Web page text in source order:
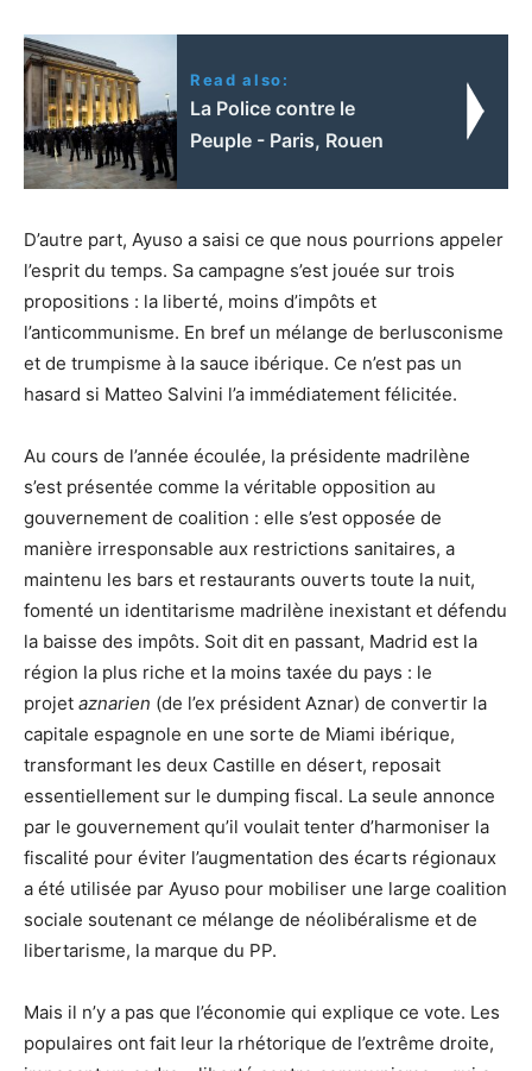
Read also:
La Police contre le
Peuple - Paris, Rouen
D’autre part, Ayuso a saisi ce que nous pourrions appeler
l’esprit du temps. Sa campagne s’est jouée sur trois
propositions : la liberté, moins d’impôts et
l’anticommunisme. En bref un mélange de berlusconisme
et de trumpisme à la sauce ibérique. Ce n’est pas un
hasard si Matteo Salvini l’a immédiatement félicitée.
Au cours de l’année écoulée, la présidente madrilène
s’est présentée comme la véritable opposition au
gouvernement de coalition : elle s’est opposée de
manière irresponsable aux restrictions sanitaires, a
maintenu les bars et restaurants ouverts toute la nuit,
fomenté un identitarisme madrilène inexistant et défendu
la baisse des impôts. Soit dit en passant, Madrid est la
région la plus riche et la moins taxée du pays : le
projet aznarien (de l’ex président Aznar) de convertir la
capitale espagnole en une sorte de Miami ibérique,
transformant les deux Castille en désert, reposait
essentiellement sur le dumping fiscal. La seule annonce
par le gouvernement qu’il voulait tenter d’harmoniser la
fiscalité pour éviter l’augmentation des écarts régionaux
a été utilisée par Ayuso pour mobiliser une large coalition
sociale soutenant ce mélange de néolibéralisme et de
libertarisme, la marque du PP.
Mais il n’y a pas que l’économie qui explique ce vote. Les
populaires ont fait leur la rhétorique de l’extrême droite,